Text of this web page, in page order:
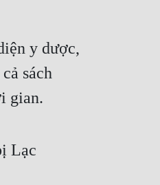
y dược,
sách
gian.
Lạc